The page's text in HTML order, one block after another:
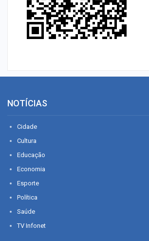
NOTÍCIAS
Cidade
Cultura
Educação
Economia
Esporte
Política
Saúde
TV Infonet